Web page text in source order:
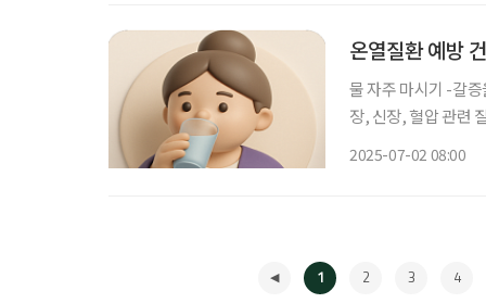
온열질환 예방
물 자주 마시기 -갈증을 느끼지 않아도 규칙적으로 물 자주 마시기 -카페인 음료 줄이기 -심
장, 신장, 혈압 관련 질환자는 의사와
2025-07-02 08:00
1 2 3 4